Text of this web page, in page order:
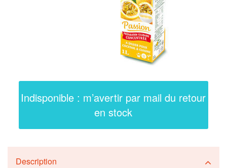
Indisponible : m’avertir par mail du retour
en stock
Description